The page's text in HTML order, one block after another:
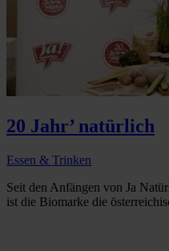
20 Jahr’ natürlich
Essen & Trinken
Seit den Anfängen von Ja
ist die Biomarke die